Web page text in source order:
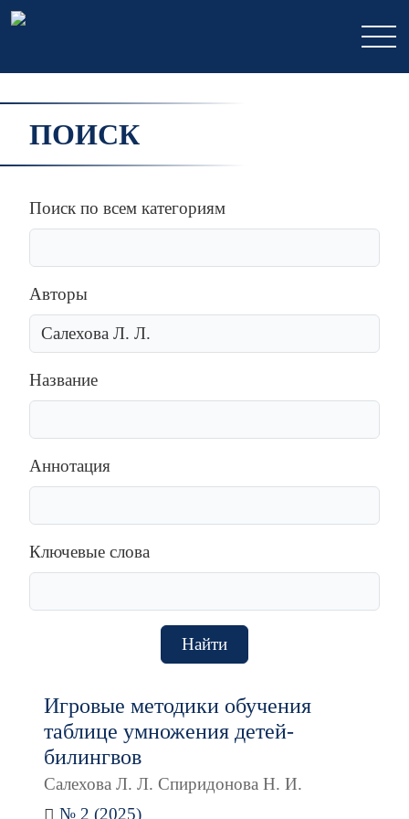
ПОИСК
Поиск по всем категориям
Авторы
Название
Аннотация
Ключевые слова
Найти
Игровые методики обучения
таблице умножения детей-
билингвов
Салехова Л. Л. Спиридонова Н. И.
№ 2 (2025)